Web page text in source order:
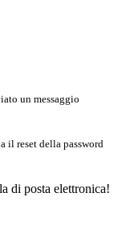
un messaggio
il reset della password
di posta elettronica!